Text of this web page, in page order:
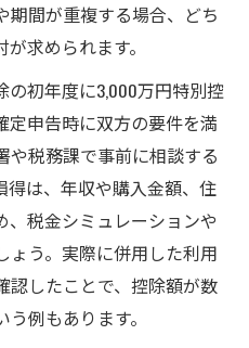
期間が重複する場合、どち
求められます。
の初年度に3,000万円特別控
定申告時に双方の要件を満
や税務課で事前に相談する
得は、年収や購入金額、住
税金シミュレーションや
ょう。実際に併用した利用
認したことで、控除額が数
例もあります。